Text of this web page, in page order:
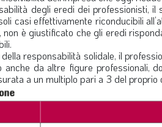
degli eredi dei professionisti,
casi effettivamente riconducibili
è giustificato che gli eredi
responsabilità solidale, il
anche da altre figure professionali,
a un multiplo pari a 3 del proprio